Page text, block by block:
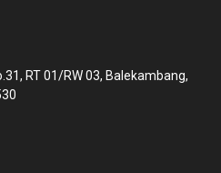
RT 01/RW 03, Balekambang,